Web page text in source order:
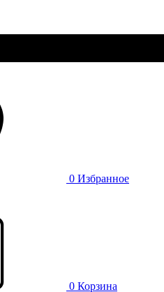
0 Избранное
0 Корзина